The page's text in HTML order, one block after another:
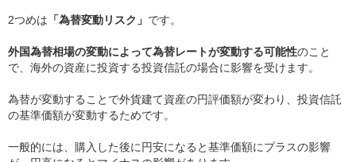
2つめは 「為替変動リスク」 です。
外国為替相場の変動によって為替レートが変動する可能性のこと
で、海外の資産に投資する投資信託の場合に影響を受けます。
為替が変動することで外貨建て資産の円評価額が変わり、投資信託
の基準価額が変動するためです。
一般的には、購入した後に円安になると基準価額にプラスの影響